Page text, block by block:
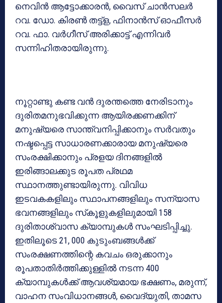
നെവിന്‍ ആട്ടോക്കാരന്‍, വൈസ് ചാന്‍സലര്‍
റവ. ഡോ. കിരണ്‍ തട്ട്ള, ഫിനാന്‍സ് ഓഫീസര്‍
റവ. ഫാ. വര്‍ഗീസ് അരിക്കാട്ട് എന്നിവര്‍
സന്നിഹിതരായിരുന്നു.
നൂറ്റാണ്ടു കണ്ട വന്‍ ദുരന്തത്തെ നേരിടാനും
ദുരിതമനുഭവിക്കുന്ന ആയിരക്കണക്കിന്
മനുഷ്യരെ സാന്ത്വനിപ്പിക്കാനും സര്‍വതും
നഷ്ടപ്പെട്ട സാധാരണക്കാരായ മനുഷ്യരെ
സംരക്ഷിക്കാനും പ്രളയ ദിനങ്ങളില്‍
ഇരിങ്ങാലക്കുട രൂപത പ്രഥമ
സ്ഥാനത്തുണ്ടായിരുന്നു. വിവിധ
ഇടവകകളിലും സ്ഥാപനങ്ങളിലും സന്യാസ
ഭവനങ്ങളിലും സ്‌കൂളുകളിലുമായി 158
ദുരിതാശ്വാസ ക്യാമ്പുകള്‍ സംഘടിപ്പിച്ചു.
ഇതിലൂടെ 21, 000 കുടുംബങ്ങള്‍ക്ക്
സംരക്ഷണത്തിന്റെ കവചം ഒരുക്കാനും
രൂപതാതിര്‍ത്തിക്കുള്ളില്‍ നടന്ന 400
ക്യാമ്പുകള്‍ക്ക് ആവശ്യമായ ഭക്ഷണം, മരുന്ന്,
വാഹന സംവിധാനങ്ങള്‍, വൈദ്യുതി, താമസ